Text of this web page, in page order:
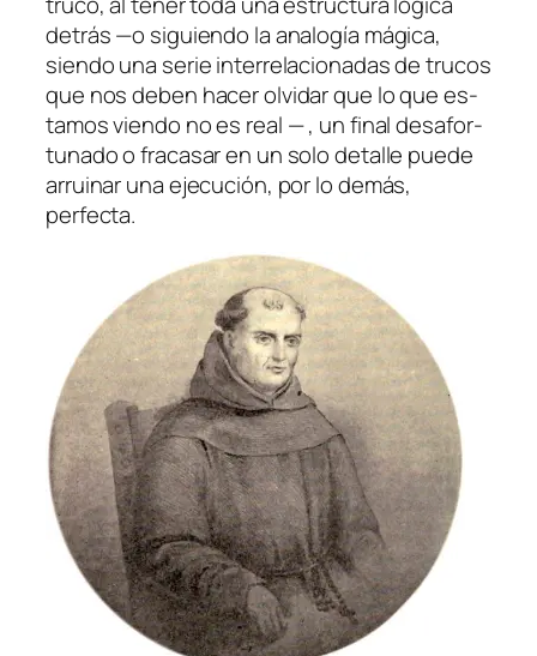
de­trás —o si­guien­do la ana­lo­gía má­gi­ca,
sien­do una se­rie in­ter­re­la­cio­na­das de tru­cos
que nos de­ben ha­cer ol­vi­dar que lo que es­
ta­mos vien­do no es real — , un fi­nal des­afor­
tu­na­do o fra­ca­sar en un so­lo de­ta­lle pue­de
arrui­nar una eje­cu­ción, por lo de­más,
perfecta.